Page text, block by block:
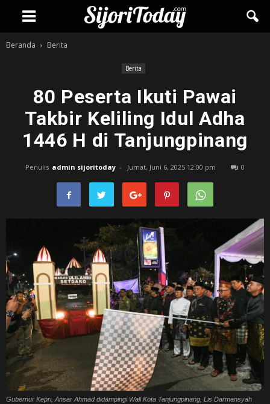
Beranda Berita
Berita
80 Peserta Ikuti Pawai
Takbir Keliling Idul Adha
1446 H di Tanjungpinang
Penulis admin sijoritoday - Jumat, Juni 6, 2025 12:00 pm 0
Gubernur Kepri, Ansar Ahmad didampingi Wali Kota Tanjungpinang, Lis Darmansyah